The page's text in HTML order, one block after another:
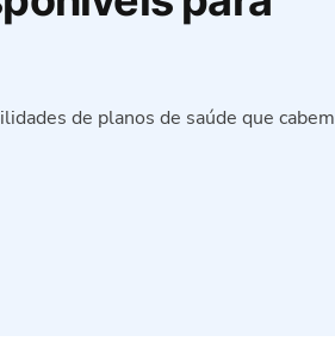
de planos de saúde que cabem